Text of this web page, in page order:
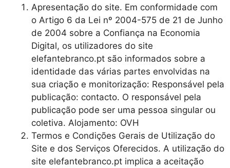
Apresentação do site. Em conformidade com
o Artigo 6 da Lei nº 2004-575 de 21 de Junho
de 2004 sobre a Confiança na Economia
Digital, os utilizadores do site
elefantebranco.pt são informados sobre a
identidade das várias partes envolvidas na
sua criação e monitorização: Responsável pela
publicação: contacto. O responsável pela
publicação pode ser uma pessoa singular ou
coletiva. Alojamento: OVH
Termos e Condições Gerais de Utilização do
Site e dos Serviços Oferecidos. A utilização do
site elefantebranco.pt implica a aceitação